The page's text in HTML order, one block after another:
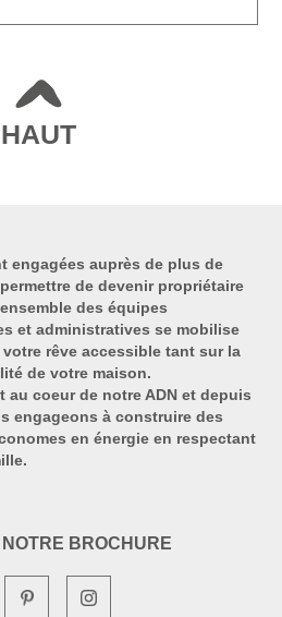
HAUT
engagées auprès de plus de
de devenir propriétaire
des équipes
et administratives se mobilise
rêve accessible tant sur la
de votre maison.
au coeur de notre ADN et depuis
engageons à construire des
en énergie en respectant
BROCHURE